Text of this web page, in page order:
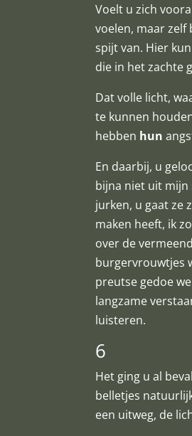
Voelt u zich
voelen, maar
spijt van. Hier
die in het zachte
Dat volle licht,
te kunnen
hebben hun
En daarbij, u
bijna niet uit mijn
jurken, u gaat ze
maken heeft, ik
over de
burgervrouwtjes
preutse gedoe
langzame
luisteren.
6
Het ging u al
belletjes
een uitweg, de